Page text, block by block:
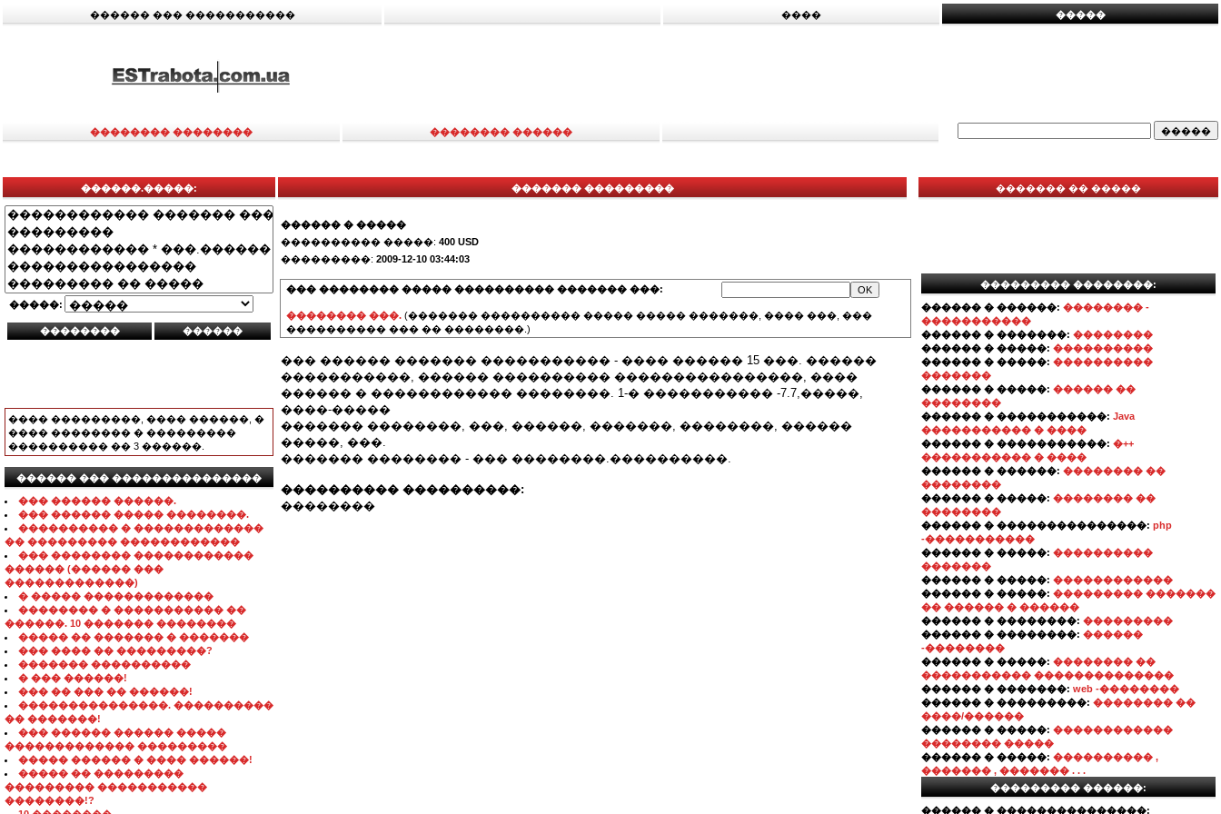
������ ��� ����������� ���� �����
�������� �������� �������� ������
������.�����:
�����:
���� ���������, ���� ������, �
���� �������� � ���������
���������� �� 3 ������.
������ ��� ���������������
��� ������ ������.
��� ������ ����� ��������.
���������� � �������������
�� ��������� ������������
��� �������� ������������
������ (������ ���
�������������)
� ����� �������������
�������� � ����������� ��
������. 10 ������� ��������
����� �� ������� � �������
��� ���� �� ���������?
������� ����������
� ��� ������!
��� �� ��� �� ������!
���������������. ����������
�� �������!
��� ������ ������ �����
������������� ���������
����� ������ � ���� ������!
����� �� ���������
��������� �����������
��������!?
������� ���������
������ � �����
���������� �����: 400 USD
���������: 2009-12-10 03:44:03
��� �������� ����� ���������� ������� ���:
�������� ���. (������� ���������� ����� ����� �������, ���� ���, ���
���������� ��� �� ��������.)
��� ������ ������� ����������� - ���� ������ 15 ���. ������
�����������, ������ ���������� ����������������, ����
������ � ������������ ��������. 1-� ����������� -7.7,�����,
����-�����
������� ��������, ���, ������, �������, ��������, ������
�����, ���.
������� �������� - ��� ��������.����������.
���������� ����������:
��������
������� �� �����
��������� ��������:
������ � ������: �������� -
�����������
������ � �������: ��������
������ � �����: ����������
������ � �����: ����������
�������
������ � �����: ������ ��
��������
������ � �����������: Java
����������� � ����
������ � �����������: �++
����������� � ����
������ � ������: �������� ��
��������
������ � �����: �������� ��
��������
������ � ���������������: php
-�����������
������ � �����: ����������
�������
������ � �����: ������������
������ � �����: ��������� �������
�� ������ � ������
������ � ��������: ���������
������ � ��������: ������
-��������
������ � �����: �������� ��
����������� ��������������
������ � �������: web -��������
������ � ���������: �������� ��
����/������
������ � �����: ������������
�������� �����
������ � �����: ���������� ,
������� , ������� . . .
��������� ������:
������ � ���������������: